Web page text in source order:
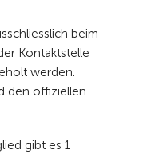
beim
Kontaktstelle
werden.
den offiziellen
gibt es 1